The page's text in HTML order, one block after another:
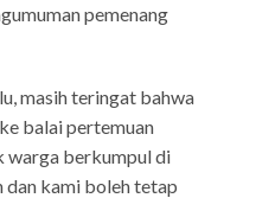
pemenang
masih teringat bahwa
balai pertemuan
warga berkumpul di
dan kami boleh tetap